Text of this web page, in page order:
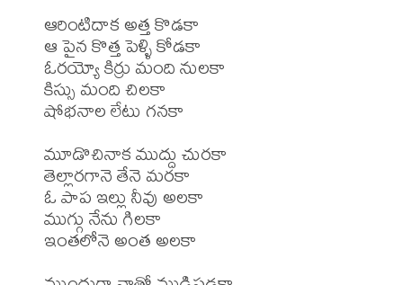
ఆరింటిదాక అత్త కొడకా
ఆ పైన కొత్త పెళ్ళి కోడకా
ఓరయ్యో కిర్రు మంది నులకా
కిస్సు మంది చిలకా
షోభనాల లేటు గనకా
మూడొచినాక ముద్దు చురకా
తెల్లారగానె తేనె మరకా
ఓ పాప ఇల్లు నీవు అలకా
ముగ్గు నేను గిలకా
ఇంతలోనె అంత అలకా